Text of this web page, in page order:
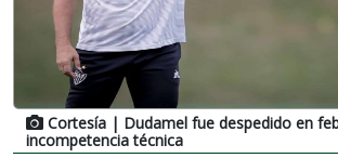
Cortesía | Dudamel fue despedido en
incompetencia técnica